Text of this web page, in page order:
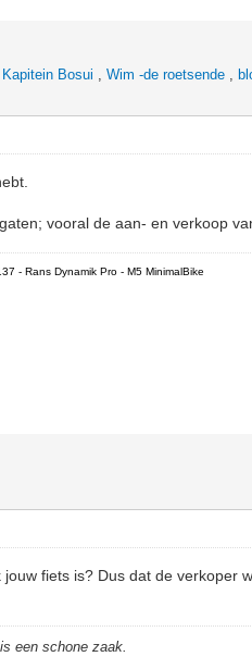
Kapitein Bosui ,Wim -de roetsende ,
vooral de aan- en verkoop
- Rans Dynamik Pro - M5 MinimalBike
fiets is? Dus dat de verkoper
een schone zaak.